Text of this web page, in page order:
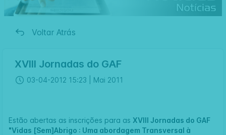
Voltar Atrás
XVIII Jornadas do GAF
03-04-2012 15:23 | Mai 2011
Estão abertas as inscrições para as XVIII Jornadas do GAF
"Vidas [Sem]Abrigo : Uma abordagem Transversal à